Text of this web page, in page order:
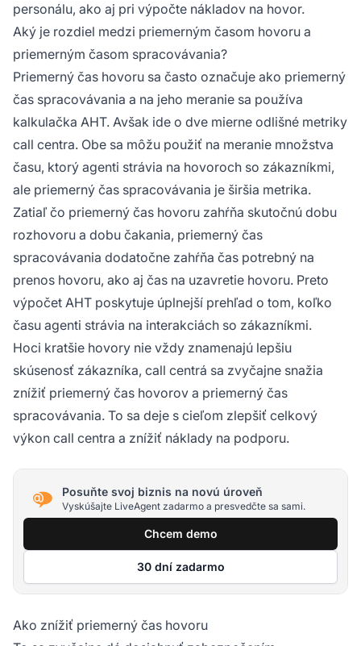
personálu, ako aj pri výpočte nákladov na hovor.
Aký je rozdiel medzi priemerným časom hovoru a
priemerným časom spracovávania?
Priemerný čas hovoru sa často označuje ako priemerný
čas spracovávania a na jeho meranie sa používa
kalkulačka AHT. Avšak ide o dve mierne odlišné metriky
call centra. Obe sa môžu použiť na meranie množstva
času, ktorý agenti strávia na hovoroch so zákazníkmi,
ale priemerný čas spracovávania je širšia metrika.
Zatiaľ čo priemerný čas hovoru zahŕňa skutočnú dobu
rozhovoru a dobu čakania, priemerný čas
spracovávania dodatočne zahŕňa čas potrebný na
prenos hovoru, ako aj čas na uzavretie hovoru. Preto
výpočet AHT poskytuje úplnejší prehľad o tom, koľko
času agenti strávia na interakciách so zákazníkmi.
Hoci kratšie hovory nie vždy znamenajú lepšiu
skúsenosť zákazníka, call centrá sa zvyčajne snažia
znížiť priemerný čas hovorov a priemerný čas
spracovávania. To sa deje s cieľom zlepšiť celkový
výkon call centra a znížiť náklady na podporu.
Posuňte svoj biznis na novú úroveň
Vyskúšajte LiveAgent zadarmo a presvedčte sa sami.
Chcem demo
30 dní zadarmo
Ako znížiť priemerný čas hovoru